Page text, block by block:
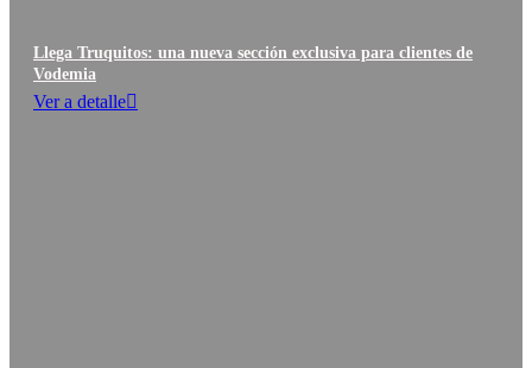
Llega Truquitos: una nueva sección exclusiva para clientes de
Vodemia
Ver a detalle